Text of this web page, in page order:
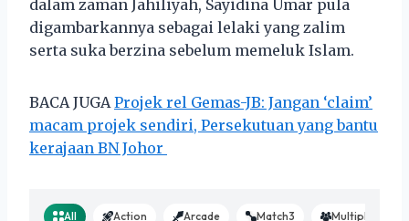
dalam zaman Jahiliyah, Sayidina Umar pula
digambarkannya sebagai lelaki yang zalim
serta suka berzina sebelum memeluk Islam.
BACA JUGA Projek rel Gemas-JB: Jangan ‘claim’
macam projek sendiri, Persekutuan yang bantu
kerajaan BN Johor